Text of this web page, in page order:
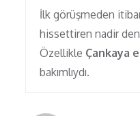
İlk görüşmeden
hissettiren nadir
Özellikle Çankaya
bakımlıydı.